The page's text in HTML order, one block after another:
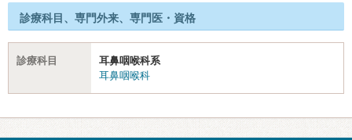
診療科目、専門外来、専門医・資格
診療科目
耳鼻咽喉科系
耳鼻咽喉科